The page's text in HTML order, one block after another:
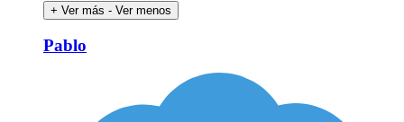
+ Ver más - Ver menos
Pablo